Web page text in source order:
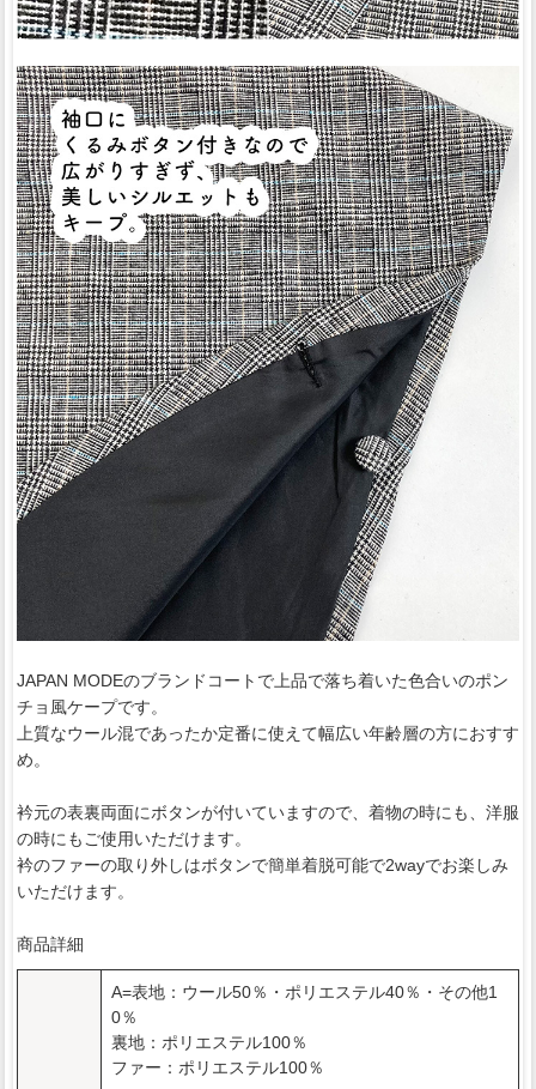
JAPAN MODEのブランドコートで上品で落ち着いた色合いのポン
チョ風ケープです。
上質なウール混であったか定番に使えて幅広い年齢層の方におすす
め。
衿元の表裏両面にボタンが付いていますので、着物の時にも、洋服
の時にもご使用いただけます。
衿のファーの取り外しはボタンで簡単着脱可能で2wayでお楽しみ
いただけます。
商品詳細
A=表地：ウール50％・ポリエステル40％・その他1
0％
裏地：ポリエステル100％
ファー：ポリエステル100％